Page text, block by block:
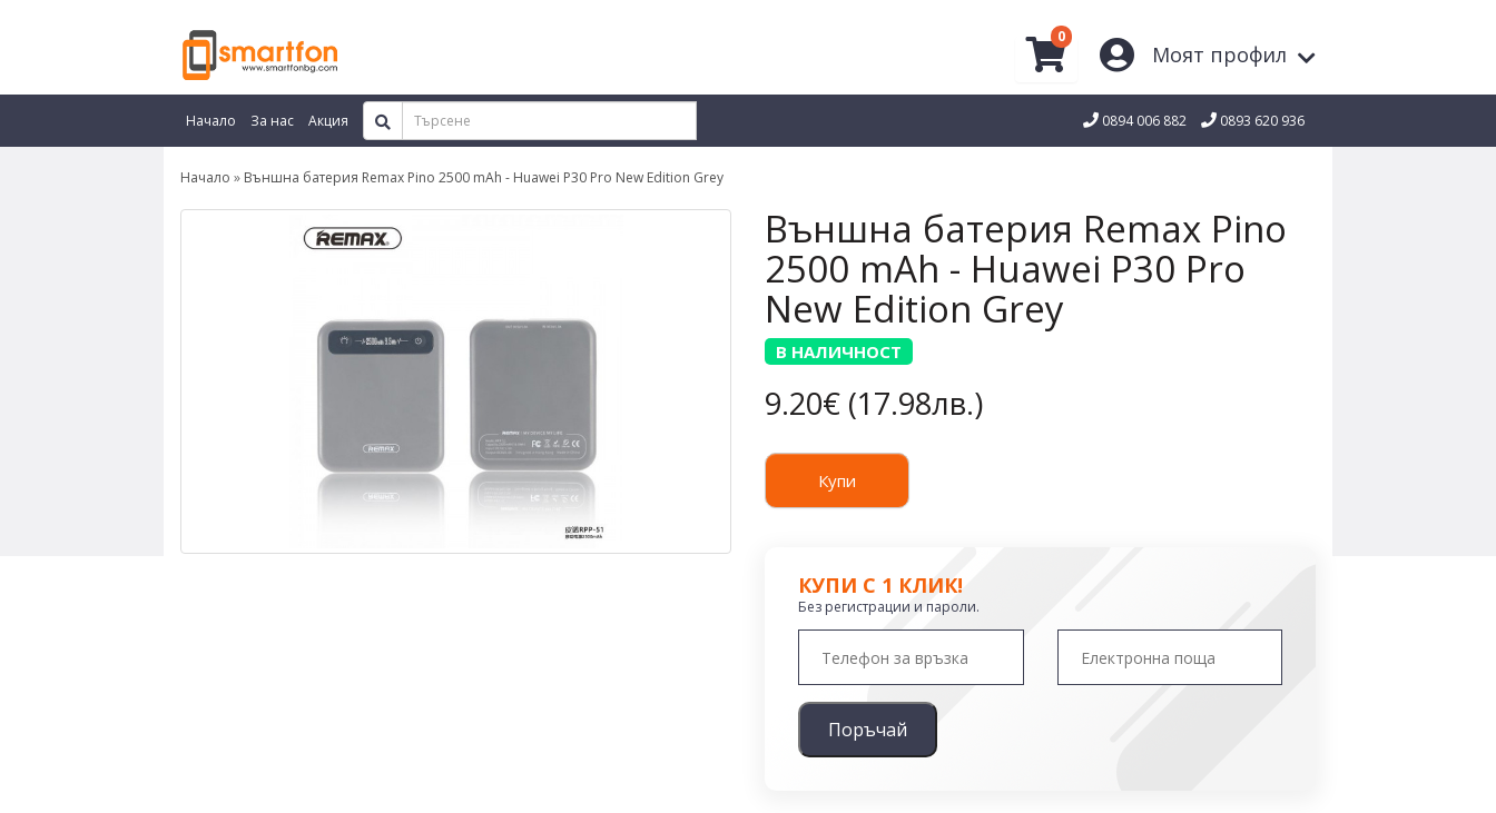
Моят профил
0
Начало За нас Акция 0894 006 882 0893 620 936
Начало Външна батерия Remax Pino 2500 mAh - Huawei P30 Pro New Edition Grey
Външна батерия Remax Pino
2500 mAh - Huawei P30 Pro
New Edition Grey
В НАЛИЧНОСТ
9.20€ (17.98лв.)
Купи
КУПИ С 1 КЛИК!
Без регистрации и пароли.
Поръчай